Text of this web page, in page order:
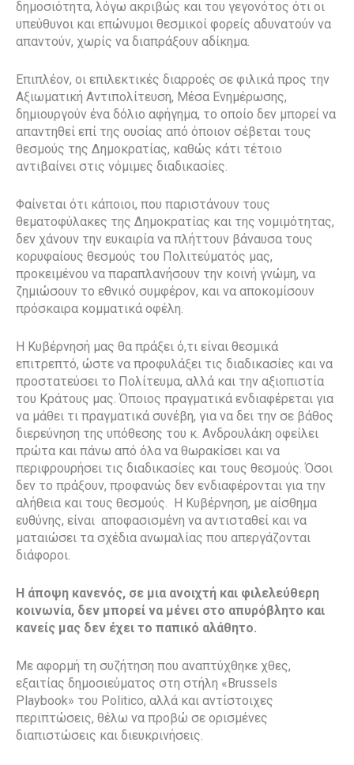
δημοσιότητα, λόγω ακριβώς και του γεγονότος ότι οι
υπεύθυνοι και επώνυμοι θεσμικοί φορείς αδυνατούν να
απαντούν, χωρίς να διαπράξουν αδίκημα.
Επιπλέον, οι επιλεκτικές διαρροές σε φιλικά προς την
Αξιωματική Αντιπολίτευση, Μέσα Ενημέρωσης,
δημιουργούν ένα δόλιο αφήγημα, το οποίο δεν μπορεί να
απαντηθεί επί της ουσίας από όποιον σέβεται τους
θεσμούς της Δημοκρατίας, καθώς κάτι τέτοιο
αντιβαίνει στις νόμιμες διαδικασίες.
Φαίνεται ότι κάποιοι, που παριστάνουν τους
θεματοφύλακες της Δημοκρατίας και της νομιμότητας,
δεν χάνουν την ευκαιρία να πλήττουν βάναυσα τους
κορυφαίους θεσμούς του Πολιτεύματός μας,
προκειμένου να παραπλανήσουν την κοινή γνώμη, να
ζημιώσουν το εθνικό συμφέρον, και να αποκομίσουν
πρόσκαιρα κομματικά οφέλη.
Η Κυβέρνησή μας θα πράξει ό,τι είναι θεσμικά
επιτρεπτό, ώστε να προφυλάξει τις διαδικασίες και να
προστατεύσει το Πολίτευμα, αλλά και την αξιοπιστία
του Κράτους μας. Όποιος πραγματικά ενδιαφέρεται για
να μάθει τι πραγματικά συνέβη, για να δει την σε βάθος
διερεύνηση της υπόθεσης του κ. Ανδρουλάκη οφείλει
πρώτα και πάνω από όλα να θωρακίσει και να
περιφρουρήσει τις διαδικασίες και τους θεσμούς. Όσοι
δεν το πράξουν, προφανώς δεν ενδιαφέρονται για την
αλήθεια και τους θεσμούς. Η Κυβέρνηση, με αίσθημα
ευθύνης, είναι αποφασισμένη να αντισταθεί και να
ματαιώσει τα σχέδια ανωμαλίας που απεργάζονται
διάφοροι.
Η άποψη κανενός, σε μια ανοιχτή και φιλελεύθερη
κοινωνία, δεν μπορεί να μένει στο απυρόβλητο και
κανείς μας δεν έχει το παπικό αλάθητο.
Με αφορμή τη συζήτηση που αναπτύχθηκε χθες,
εξαιτίας δημοσιεύματος στη στήλη «Brussels
Playbook» του Politico, αλλά και αντίστοιχες
περιπτώσεις, θέλω να προβώ σε ορισμένες
διαπιστώσεις και διευκρινήσεις.